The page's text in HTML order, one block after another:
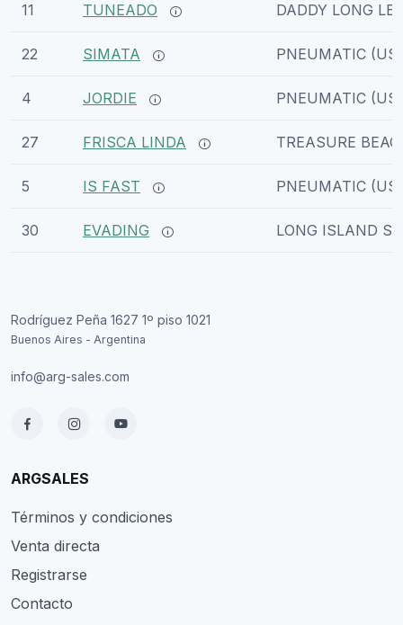
11 TUNEADO DADDY LONG
22 SIMATA PNEUMATIC
4 JORDIE PNEUMATIC
27 FRISCA LINDA TREASURE
5 IS FAST PNEUMATIC
30 EVADING LONG ISLAND
Rodríguez Peña 1627 1º piso 1021
Buenos Aires - Argentina
info@arg-sales.com
ARGSALES
Términos y condiciones
Venta directa
Registrarse
Contacto